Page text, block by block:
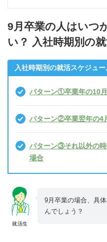
9月卒業の人はいつ
い？ 入社時期別の
入社時期別の就活スケジュー
パターン①卒業年の10
パターン②卒業翌年の4
パターン③それ以外の
場合
就活生
9月卒業の場合、具
んでしょう？